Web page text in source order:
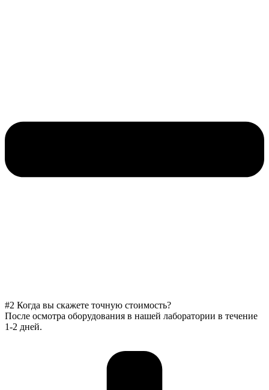
#2 Когда вы скажете точную стоимость?
После осмотра оборудования в нашей лаборатории в течение
1-2 дней.